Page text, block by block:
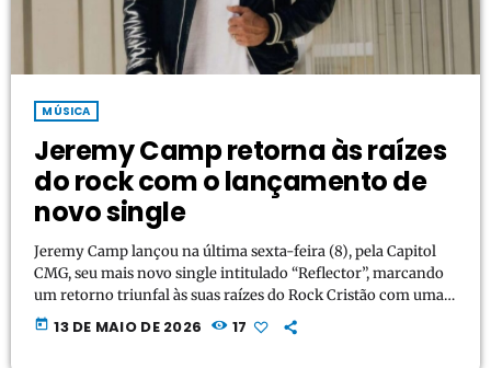
MÚSICA
Jeremy Camp retorna às raízes
do rock com o lançamento de
novo single
Jeremy Camp lançou na última sexta-feira (8), pela Capitol
CMG, seu mais novo single intitulado “Reflector”, marcando
um retorno triunfal às suas raízes do Rock Cristão com uma
sonoridade mais pesada e intensa. Construída sobre guitarras
marcantes e uma bateria potente, a faixa é um hino de arena
today 13 DE MAIO DE 2026 17